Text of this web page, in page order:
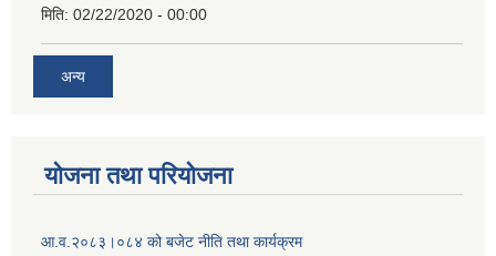
मिति: 02/22/2020 - 00:00
अन्य
योजना तथा परियोजना
आ.व.२०८३।०८४ को बजेट नीति तथा कार्यक्रम